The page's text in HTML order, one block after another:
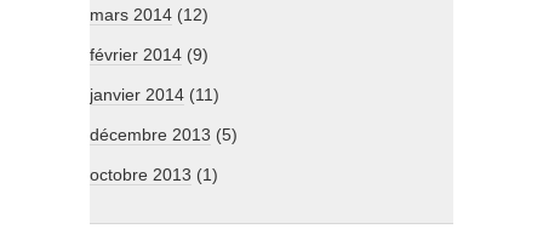
mars 2014 (12)
février 2014 (9)
janvier 2014 (11)
décembre 2013 (5)
octobre 2013 (1)